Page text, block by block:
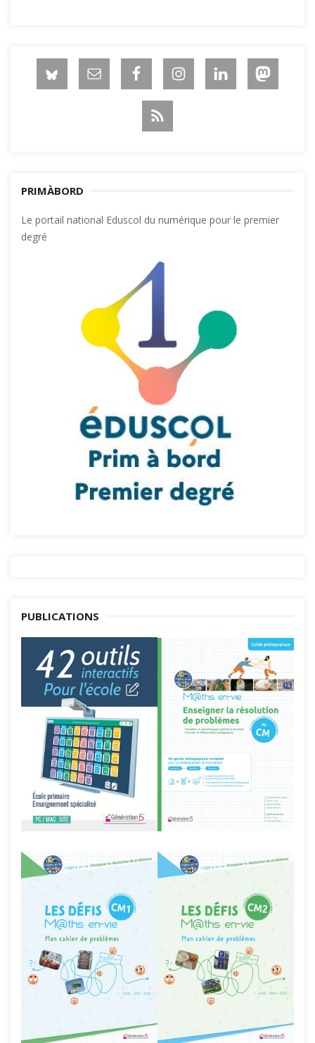
PRIMÀBORD
Le portail national Eduscol du numérique pour le premier
degré
PUBLICATIONS